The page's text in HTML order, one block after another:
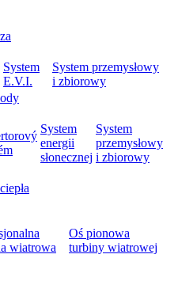
System
E.V.I.
System przemysłowy
i zbiorowy
System
energii
słonecznej
System
przemysłowy
i zbiorowy
wiatrowa
Oś pionowa
turbiny wiatrowej